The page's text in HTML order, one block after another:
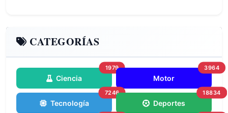
CATEGORÍAS
Ciencia
1979
Motor
3964
Tecnología
7246
Deportes
18834